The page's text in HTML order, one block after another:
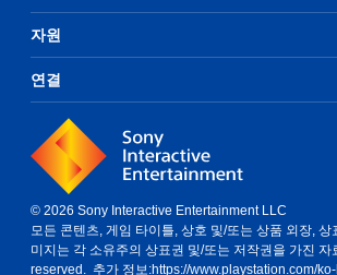
자원
연결
© 2026 Sony Interactive Entertainment LLC
모든 콘텐츠, 게임 타이틀, 상호 및/또는 상품 외장, 상
미지는 각 소유주의 상표권 및/또는 저작권을 가진
reserved. 추가 정보:https://www.playstation.com/